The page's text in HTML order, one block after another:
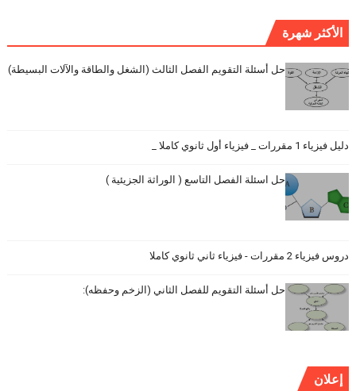
الأكثر شهرة
حل أسئلة التقويم الفصل الثالث (الشغل والطاقة والآلات البسيطة)
دليل فيزياء 1 مقررات _ فيزياء أول ثانوي كاملا _
حل اسئلة الفصل التاسع ( الوراثة الجزيئية )
دروس فيزياء 2 مقررات - فيزياء ثاني ثانوي كاملا
حل أسئلة التقويم للفصل الثاني (الزخم وحفظه):
إعلان